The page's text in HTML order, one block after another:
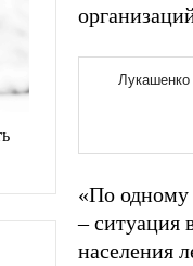
«По одному
– ситуация
населения